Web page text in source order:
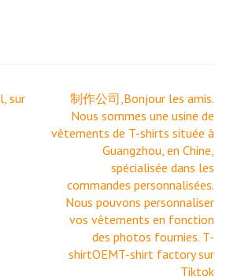
sur
制作公司,Bonjour les amis.
Nous sommes une usine de
vêtements de T-shirts située à
Guangzhou, en Chine,
spécialisée dans les
commandes personnalisées.
Nous pouvons personnaliser
vos vêtements en fonction
des photos fournies. T-
shirtOEMT-shirt factory sur
Tiktok